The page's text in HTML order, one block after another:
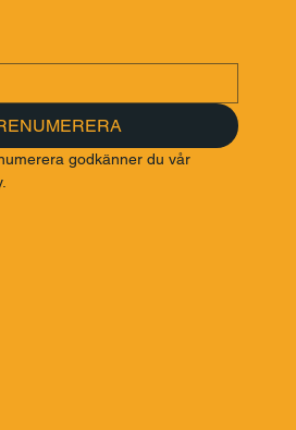
godkänner du vår